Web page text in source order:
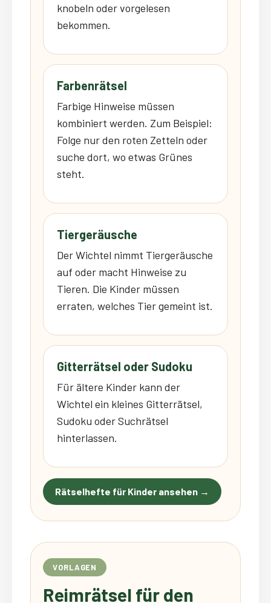
knobeln oder vorgelesen
bekommen.
Farbenrätsel
Farbige Hinweise müssen
kombiniert werden. Zum Beispiel:
Folge nur den roten Zetteln oder
suche dort, wo etwas Grünes
steht.
Tiergeräusche
Der Wichtel nimmt Tiergeräusche
auf oder macht Hinweise zu
Tieren. Die Kinder müssen
erraten, welches Tier gemeint ist.
Gitterrätsel oder Sudoku
Für ältere Kinder kann der
Wichtel ein kleines Gitterrätsel,
Sudoku oder Suchrätsel
hinterlassen.
Rätselhefte für Kinder ansehen →
VORLAGEN
Reimrätsel für den